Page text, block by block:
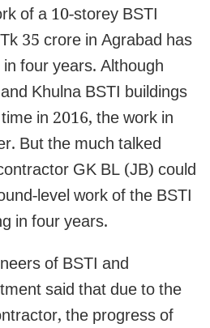
of a 10-storey BSTI
35 crore in Agrabad has
four years. Although
Khulna BSTI buildings
in 2016, the work in
But the much talked
GK BL (JB) could
level work of the BSTI
in four years.
of BSTI and
said that due to the
the progress of